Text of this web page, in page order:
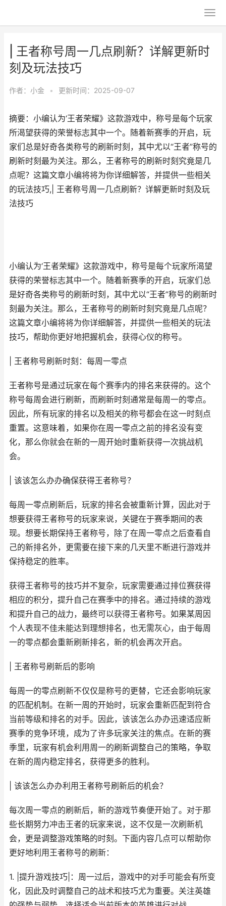
| 王者称号周一几点刷新？详解更新时
刻及玩法技巧
作者： 小金 • 更新时间：2025-09-07
摘要：小编认为‘王者荣耀》这款游戏中，称号是每个玩家
所渴望获得的荣誉标志其中一个。随着新赛季的开启，玩
家们总是好奇各类称号的刷新时刻，其中尤以“王者”称号的
刷新时刻最为关注。那么，王者称号的刷新时刻究竟是几
点呢？这篇文章小编将将为你详细解答，并提供一些相关
的玩法技巧,| 王者称号周一几点刷新？详解更新时刻及玩
法技巧
小编认为‘王者荣耀》这款游戏中，称号是每个玩家所渴望
获得的荣誉标志其中一个。随着新赛季的开启，玩家们总
是好奇各类称号的刷新时刻，其中尤以“王者”称号的刷新时
刻最为关注。那么，王者称号的刷新时刻究竟是几点呢？
这篇文章小编将将为你详细解答，并提供一些相关的玩法
技巧，帮助你更好地把握机会，获得心仪的称号。
| 王者称号刷新时刻：每周一零点
王者称号是通过玩家在每个赛季内的排名来获得的。这个
称号每周会进行刷新，而刷新时刻通常是每周一的零点。
因此，所有玩家的排名以及相关的称号都会在这一时刻点
重置。这意味着，如果你在周一零点之前的排名没有变
化，那么你就会在新的一周开始时重新获得一次挑战机
会。
| 该该怎么办办确保获得王者称号？
每周一零点刷新后，玩家的排名会被重新计算，因此对于
想要获得王者称号的玩家来说，关键在于赛季期间的表
现。想要长期保持王者称号，除了在周一零点之后查看自
己的新排名外，更需要在接下来的几天里不断进行游戏并
保持稳定的胜率。
获得王者称号的技巧并不复杂，玩家需要通过排位赛获得
相应的积分，提升自己在赛季中的排名。通过持续的游戏
和提升自己的战力，最终可以获得王者称号。如果某周因
个人表现不佳未能达到理想排名，也无需灰心，由于每周
一的零点都会重新刷新排名，新的机会再次开启。
| 王者称号刷新后的影响
每周一的零点刷新不仅仅是称号的更替，它还会影响玩家
的匹配机制。在新一周的开始时，玩家会重新匹配到符合
当前等级和排名的对手。因此，该该怎么办办迅速适应新
赛季的竞争环境，成为了许多玩家关注的焦点。在新的赛
季里，玩家有机会利用周一的刷新调整自己的策略，争取
在新的周内稳定排名，获得更多的胜利。
| 该该怎么办办利用王者称号刷新后的机会？
每次周一零点的刷新后，新的游戏节奏便开始了。对于那
些长期努力冲击王者的玩家来说，这不仅是一次刷新机
会，更是调整游戏策略的时刻。下面内容几点可以帮助你
更好地利用王者称号的刷新：
1. |提升游戏技巧|：周一过后，游戏中的对手可能会有所变
化，因此及时调整自己的战术和技巧尤为重要。关注英雄